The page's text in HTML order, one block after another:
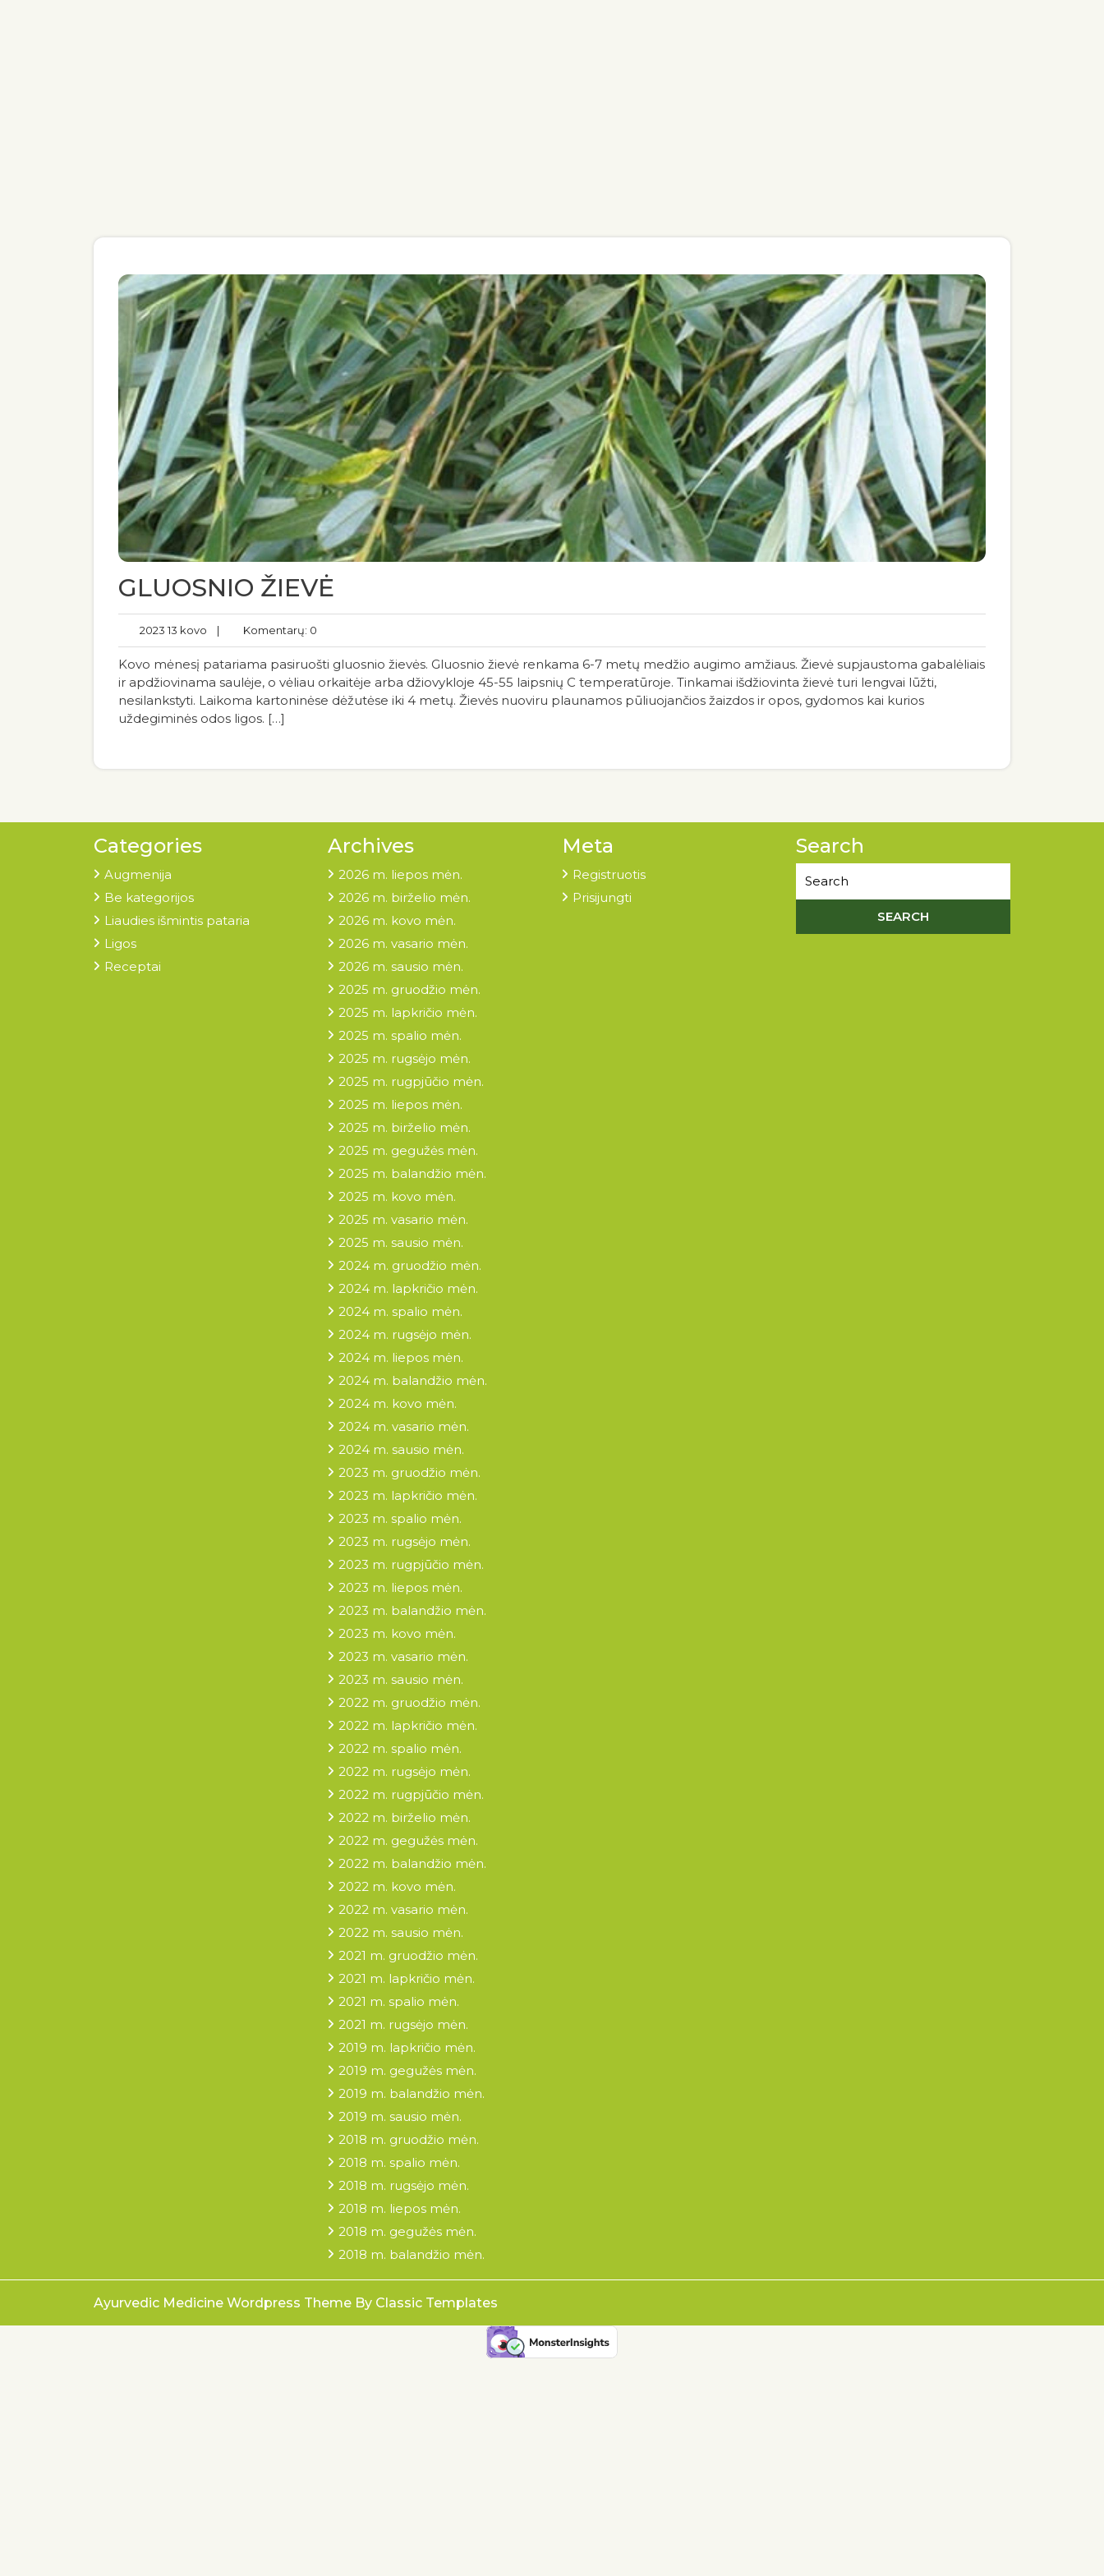
GLUOSNIO ŽIEVĖ
2023 13 kovo | Komentarų: 0
Kovo mėnesį patariama pasiruošti gluosnio žievės. Gluosnio žievė renkama 6-7 metų medžio augimo amžiaus. Žievė supjaustoma gabalėliais
ir apdžiovinama saulėje, o vėliau orkaitėje arba džiovykloje 45-55 laipsnių C temperatūroje. Tinkamai išdžiovinta žievė turi lengvai lūžti,
nesilankstyti. Laikoma kartoninėse dėžutėse iki 4 metų. Žievės nuoviru plaunamos pūliuojančios žaizdos ir opos, gydomos kai kurios
uždegiminės odos ligos. […]
Categories
Augmenija
Be kategorijos
Liaudies išmintis pataria
Ligos
Receptai
Archives
2026 m. liepos mėn.
2026 m. birželio mėn.
2026 m. kovo mėn.
2026 m. vasario mėn.
2026 m. sausio mėn.
2025 m. gruodžio mėn.
2025 m. lapkričio mėn.
2025 m. spalio mėn.
2025 m. rugsėjo mėn.
2025 m. rugpjūčio mėn.
2025 m. liepos mėn.
2025 m. birželio mėn.
2025 m. gegužės mėn.
2025 m. balandžio mėn.
2025 m. kovo mėn.
2025 m. vasario mėn.
2025 m. sausio mėn.
2024 m. gruodžio mėn.
2024 m. lapkričio mėn.
2024 m. spalio mėn.
2024 m. rugsėjo mėn.
2024 m. liepos mėn.
2024 m. balandžio mėn.
2024 m. kovo mėn.
2024 m. vasario mėn.
2024 m. sausio mėn.
2023 m. gruodžio mėn.
2023 m. lapkričio mėn.
2023 m. spalio mėn.
2023 m. rugsėjo mėn.
2023 m. rugpjūčio mėn.
2023 m. liepos mėn.
2023 m. balandžio mėn.
2023 m. kovo mėn.
2023 m. vasario mėn.
2023 m. sausio mėn.
2022 m. gruodžio mėn.
2022 m. lapkričio mėn.
2022 m. spalio mėn.
2022 m. rugsėjo mėn.
2022 m. rugpjūčio mėn.
2022 m. birželio mėn.
2022 m. gegužės mėn.
2022 m. balandžio mėn.
2022 m. kovo mėn.
2022 m. vasario mėn.
2022 m. sausio mėn.
2021 m. gruodžio mėn.
2021 m. lapkričio mėn.
2021 m. spalio mėn.
2021 m. rugsėjo mėn.
2019 m. lapkričio mėn.
2019 m. gegužės mėn.
2019 m. balandžio mėn.
2019 m. sausio mėn.
2018 m. gruodžio mėn.
2018 m. spalio mėn.
2018 m. rugsėjo mėn.
2018 m. liepos mėn.
2018 m. gegužės mėn.
2018 m. balandžio mėn.
Meta
Registruotis
Prisijungti
Search
Ayurvedic Medicine Wordpress Theme By Classic Templates